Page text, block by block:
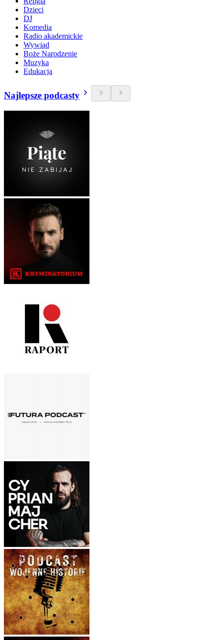
Dzieci
DJ
Komedia
Radio akademickie
Wywiad
Boże Narodzenie
Muzyka
Edukacja
Najlepsze podcasty